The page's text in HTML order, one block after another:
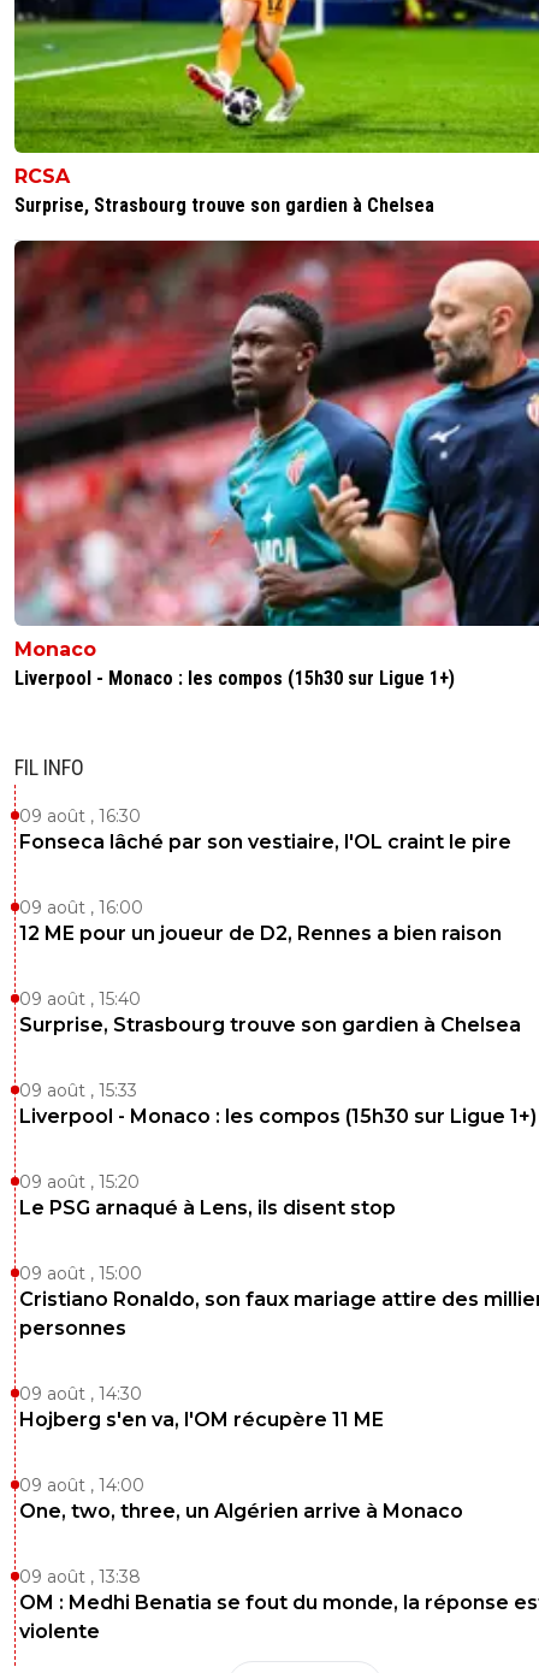
RCSA
Surprise, Strasbourg trouve son gardien à Chelsea
Monaco
Liverpool - Monaco : les compos (15h30 sur Ligue 1+)
FIL INFO
09 août , 16:30
Fonseca lâché par son vestiaire, l'OL craint le pire
09 août , 16:00
12 ME pour un joueur de D2, Rennes a bien raison
09 août , 15:40
Surprise, Strasbourg trouve son gardien à Chelsea
09 août , 15:33
Liverpool - Monaco : les compos (15h30 sur Ligue 1+)
09 août , 15:20
Le PSG arnaqué à Lens, ils disent stop
09 août , 15:00
Cristiano Ronaldo, son faux mariage attire des
personnes
09 août , 14:30
Hojberg s'en va, l'OM récupère 11 ME
09 août , 14:00
One, two, three, un Algérien arrive à Monaco
09 août , 13:38
OM : Medhi Benatia se fout du monde, la réponse
violente